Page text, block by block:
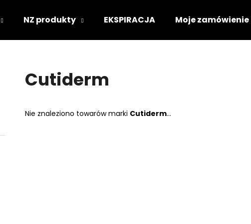
NZ produkty EKSPIRACJA Moje zamówienie
Cutiderm
Nie znaleziono towarów marki Cutiderm...